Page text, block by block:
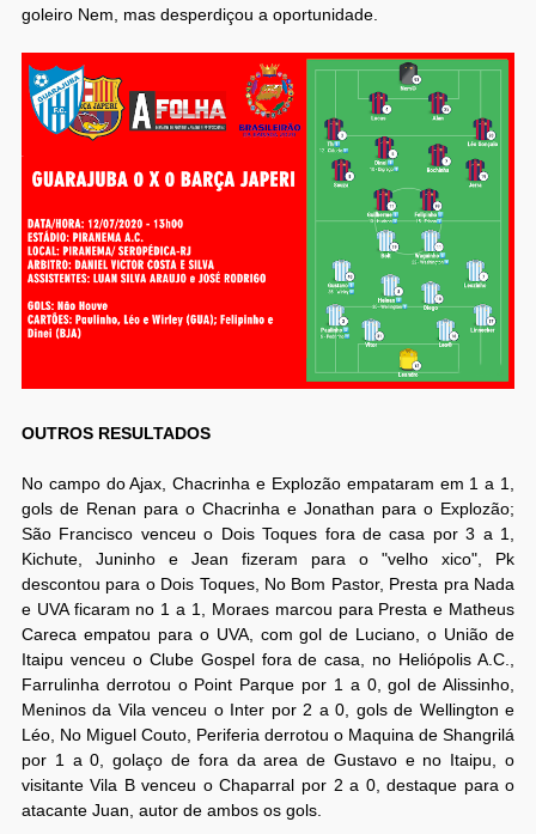
goleiro Nem, mas desperdiçou a oportunidade.
OUTROS RESULTADOS
No campo do Ajax, Chacrinha e Explozão empataram em 1 a 1,
gols de Renan para o Chacrinha e Jonathan para o Explozão;
São Francisco venceu o Dois Toques fora de casa por 3 a 1,
Kichute, Juninho e Jean fizeram para o "velho xico", Pk
descontou para o Dois Toques, No Bom Pastor, Presta pra Nada
e UVA ficaram no 1 a 1, Moraes marcou para Presta e Matheus
Careca empatou para o UVA, com gol de Luciano, o União de
Itaipu venceu o Clube Gospel fora de casa, no Heliópolis A.C.,
Farrulinha derrotou o Point Parque por 1 a 0, gol de Alissinho,
Meninos da Vila venceu o Inter por 2 a 0, gols de Wellington e
Léo, No Miguel Couto, Periferia derrotou o Maquina de Shangrilá
por 1 a 0, golaço de fora da area de Gustavo e no Itaipu, o
visitante Vila B venceu o Chaparral por 2 a 0, destaque para o
atacante Juan, autor de ambos os gols.